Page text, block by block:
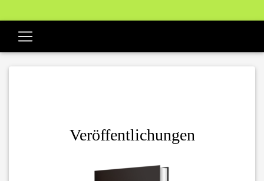
Veröffentlichungen